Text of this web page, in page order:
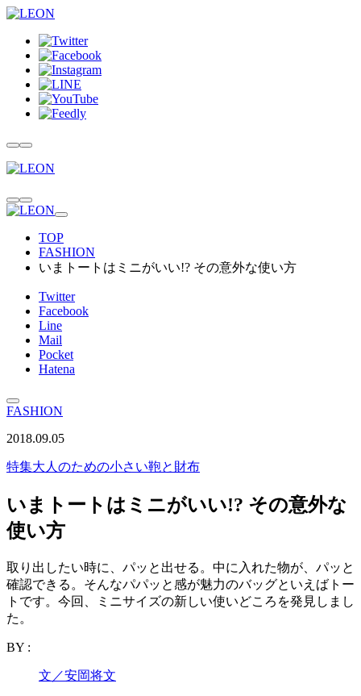
TOP
FASHION
いまトートはミニがいい!? その意外な使い方
Twitter
Facebook
Line
Mail
Pocket
Hatena
FASHION
2018.09.05
特集大人のための小さい鞄と財布
いまトートはミニがいい!? その意外な
使い方
取り出したい時に、パッと出せる。中に入れた物が、パッと
確認できる。そんなパパッと感が魅力のバッグといえばトー
トです。今回、ミニサイズの新しい使いどころを発見しまし
た。
BY :
文／安岡将文